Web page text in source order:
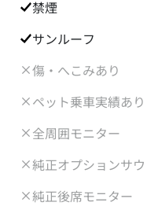
禁煙
サンルーフ
傷・へこみあり
ペット乗車実績あり
全周囲モニター
純正オプションサ
純正後席モニター